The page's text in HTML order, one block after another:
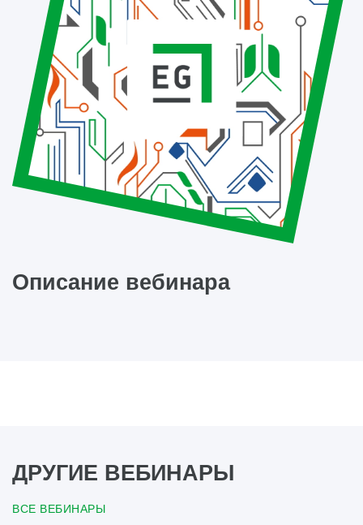
Описание вебинара
ДРУГИЕ ВЕБИНАРЫ
ВСЕ ВЕБИНАРЫ